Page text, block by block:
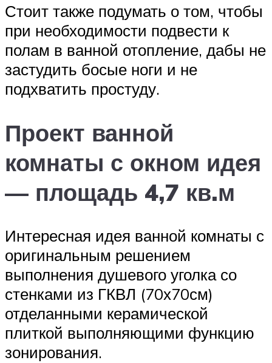
Стоит также подумать о том, чтобы
при необходимости подвести к
полам в ванной отопление, дабы не
застудить босые ноги и не
подхватить простуду.
Проект ванной
комнаты с окном идея
— площадь 4,7 кв.м
Интересная идея ванной комнаты с
оригинальным решением
выполнения душевого уголка со
стенками из ГКВЛ (70х70см)
отделанными керамической
плиткой выполняющими функцию
зонирования.